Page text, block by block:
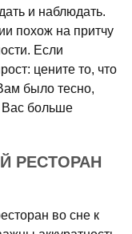
и наблюдать.
похож на притчу
Если
цените то, что
было тесно,
Вас больше
РЕСТОРАН
во сне к